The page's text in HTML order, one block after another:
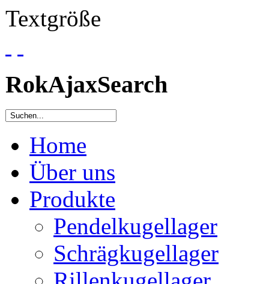
Textgröße
RokAjaxSearch
Home
Über uns
Produkte
Pendelkugellager
Schrägkugellager